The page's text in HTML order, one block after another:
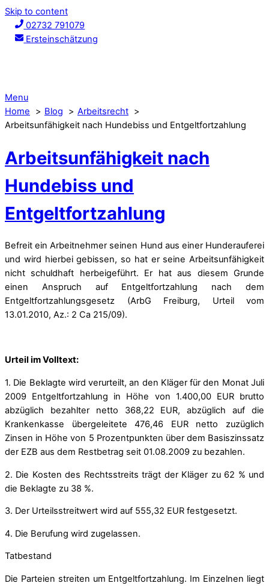
Skip to content
02732 791079
Ersteinschätzung
Menu
Home
Blog
Arbeitsrecht
Arbeitsunfähigkeit nach Hundebiss und Entgeltfortzahlung
Arbeitsunfähigkeit nach
Hundebiss und
Entgeltfortzahlung
Befreit ein Arbeitnehmer seinen Hund aus einer Hunderauferei
und wird hierbei gebissen, so hat er seine Arbeitsunfähigkeit
nicht schuldhaft herbeigeführt. Er hat aus diesem Grunde
einen Anspruch auf Entgeltfortzahlung nach dem
Entgeltfortzahlungsgesetz (ArbG Freiburg, Urteil vom
13.01.2010, Az.: 2 Ca 215/09).
Urteil im Volltext:
1. Die Beklagte wird verurteilt, an den Kläger für den Monat Juli
2009 Entgeltfortzahlung in Höhe von 1.400,00 EUR brutto
abzüglich bezahlter netto 368,22 EUR, abzüglich auf die
Krankenkasse übergeleitete 476,46 EUR netto zuzüglich
Zinsen in Höhe von 5 Prozentpunkten über dem Basiszinssatz
der EZB aus dem Restbetrag seit 01.08.2009 zu bezahlen.
2. Die Kosten des Rechtsstreits trägt der Kläger zu 62 % und
die Beklagte zu 38 %.
3. Der Urteilsstreitwert wird auf 555,32 EUR festgesetzt.
4. Die Berufung wird zugelassen.
Tatbestand
Die Parteien streiten um Entgeltfortzahlung. Im Einzelnen liegt